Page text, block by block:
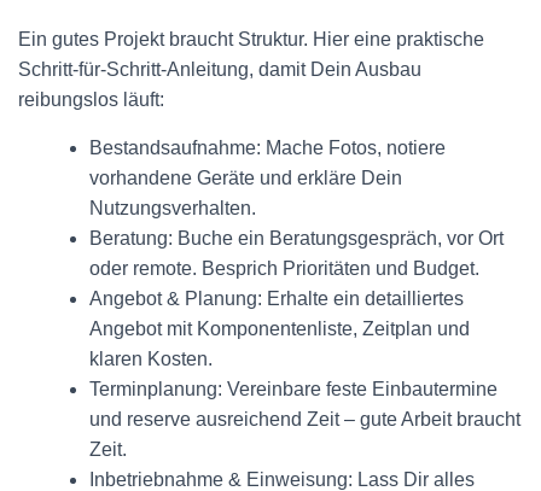
Ein gutes Projekt braucht Struktur. Hier eine praktische
Schritt-für-Schritt-Anleitung, damit Dein Ausbau
reibungslos läuft:
Bestandsaufnahme: Mache Fotos, notiere
vorhandene Geräte und erkläre Dein
Nutzungsverhalten.
Beratung: Buche ein Beratungsgespräch, vor Ort
oder remote. Besprich Prioritäten und Budget.
Angebot & Planung: Erhalte ein detailliertes
Angebot mit Komponentenliste, Zeitplan und
klaren Kosten.
Terminplanung: Vereinbare feste Einbautermine
und reserve ausreichend Zeit – gute Arbeit braucht
Zeit.
Inbetriebnahme & Einweisung: Lass Dir alles